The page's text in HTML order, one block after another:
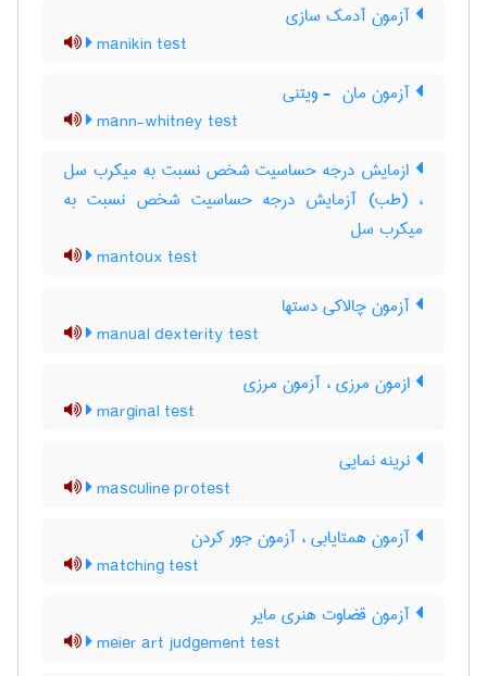
آزمون آدمک سازی
manikin test
آزمون مان ‎ - ویتنی
mann-whitney test
ازمایش درجه حساسیت شخص نسبت به میکرب سل
، (طب) آزمایش درجه حساسیت شخص نسبت به
میکرب سل
mantoux test
آزمون چالاکی دستها
manual dexterity test
ازمون مرزی ، آزمون مرزی
marginal test
نرینه نمایی
masculine protest
آزمون همتایابی ، آزمون جور کردن
matching test
آزمون قضاوت هنری مایر
meier art judgement test